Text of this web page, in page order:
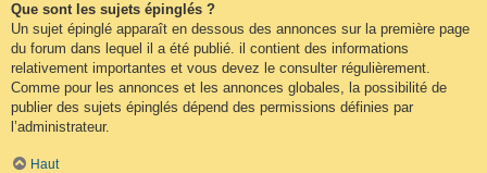
Que sont les sujets épinglés ?
Un sujet épinglé apparaît en dessous des annonces sur la première page
du forum dans lequel il a été publié. il contient des informations
relativement importantes et vous devez le consulter régulièrement.
Comme pour les annonces et les annonces globales, la possibilité de
publier des sujets épinglés dépend des permissions définies par
l’administrateur.
Haut